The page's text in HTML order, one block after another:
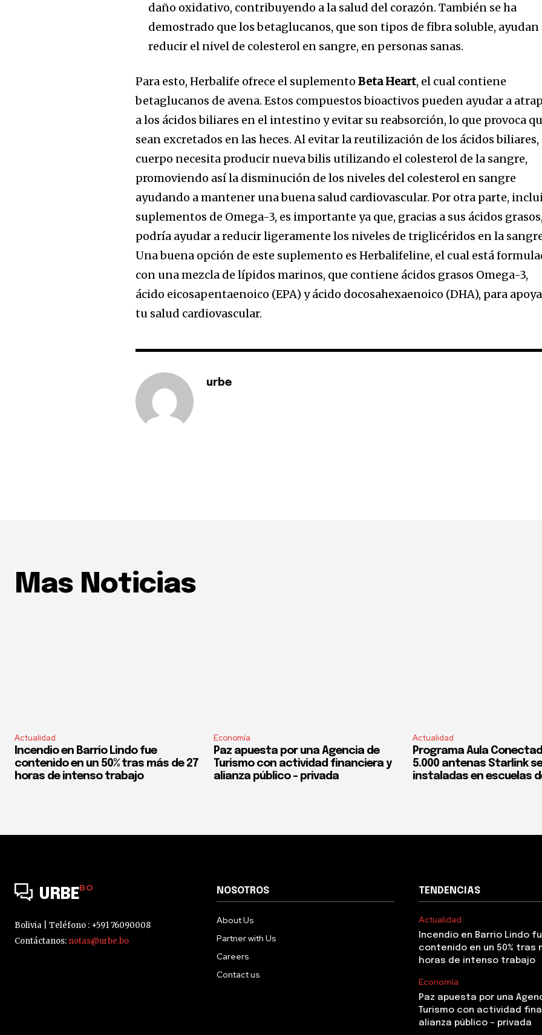
daño oxidativo, contribuyendo a la salud del corazón. También se ha
demostrado que los betaglucanos, que son tipos de fibra soluble, ayudan
reducir el nivel de colesterol en sangre, en personas sanas.
Para esto, Herbalife ofrece el suplementoBeta Heart, el cual contiene
betaglucanos de avena. Estos compuestos bioactivos pueden ayudar a
a los ácidos biliares en el intestino y evitar su reabsorción, lo que provoca
sean excretados en las heces. Al evitar la reutilización de los ácidos biliares,
cuerpo necesita producir nueva bilis utilizando el colesterol de la sangre,
promoviendo así la disminución de los niveles del colesterol en sangre
ayudando a mantener una buena salud cardiovascular. Por otra parte,
suplementos de Omega-3, es importante ya que, gracias a sus ácidos grasos,
podría ayudar a reducir ligeramente los niveles de triglicéridos en la
Una buena opción de este suplemento es Herbalifeline, el cual está
con una mezcla de lípidos marinos, que contiene ácidos grasos Omega-3,
ácido eicosapentaenoico (EPA) y ácido docosahexaenoico (DHA), para
tu salud cardiovascular.
urbe
Mas Noticias
Actualidad
Incendio en Barrio Lindo fue
contenido en un 50% tras más de 27
horas de intenso trabajo
Economía
Paz apuesta por una Agencia de
Turismo con actividad financiera y
alianza público – privada
Actualidad
Programa Aula
5.000 antenas Starlink
instaladas en escuelas
URBEBO
Bolivia | Teléfono : +591 76090008
Contáctanos: notas@urbe.bo
NOSOTROS
About Us
Partner with Us
Careers
Contact us
TENDENCIAS
Actualidad
Incendio en Barrio Lindo
contenido en un 50% tras
horas de intenso trabajo
Economía
Paz apuesta por una
Turismo con actividad
alianza público – privada